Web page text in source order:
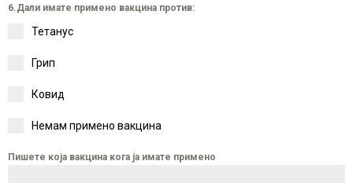
6.Дали имате примено вакцина против:
Тетанус
Грип
Ковид
Немам примено вакцина
Пишете која вакцина кога ја имате примено